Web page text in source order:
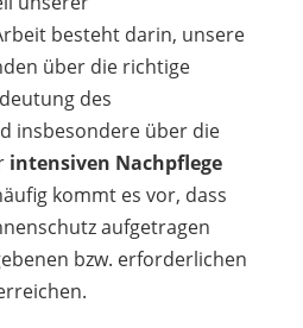
besteht darin, unsere
über die richtige
des
insbesondere über die
intensiven Nachpflege
kommt es vor, dass
aufgetragen
bzw. erforderlichen